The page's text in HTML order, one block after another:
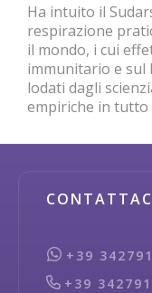
Ha intuito il
respirazione
il mondo, i cui
immunitario e sul
lodati dagli
empiriche in tutto
+39
+39